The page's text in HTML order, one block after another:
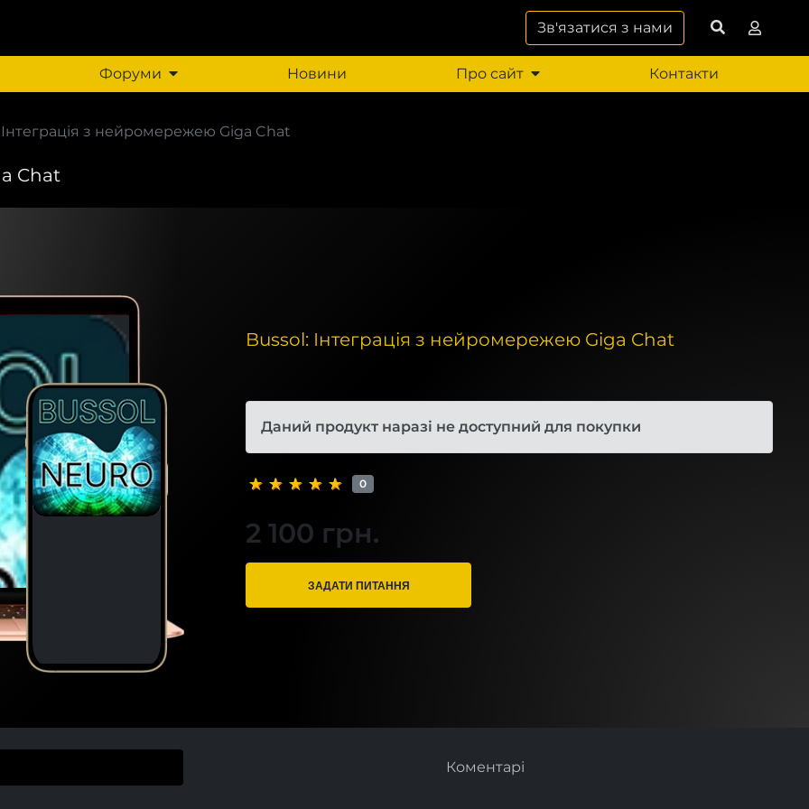
Зв'язатися з нами
Форуми Новини Про сайт Контакти
з нейромережею Giga Chat
Chat
Bussol: Інтеграція з нейромережею Giga Chat
Даний продукт наразі не доступний для покупки
0
2 100 грн.
ЗАДАТИ ПИТАННЯ
Коментарі